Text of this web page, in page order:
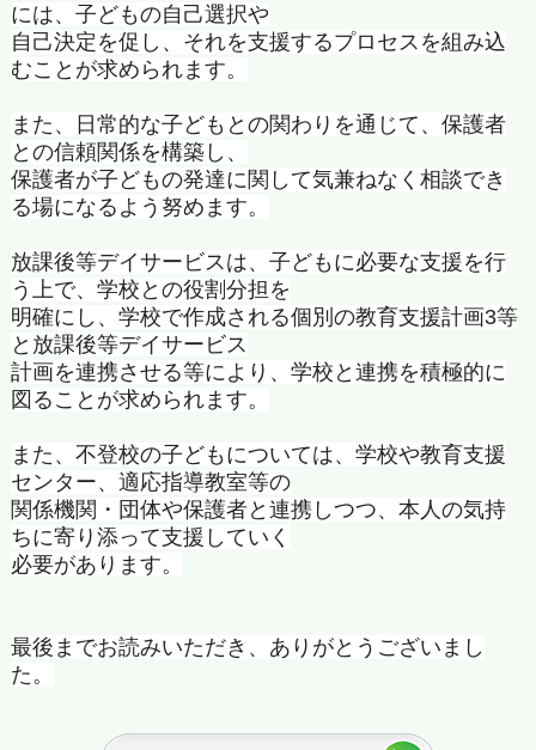
には、 子どもの自己選択や
自己決定を促し、 それを支援するプロセスを組み込
むことが求められます。
また、日常的な子どもとの関わりを通じて、 保護者
との信頼関係を構築し、
保護者が子どもの発達に関して気兼ねなく相談でき
る場になるよう 努めます。
放課後等デイサービスは、子どもに必要な支援を行
う上で、 学校との役割分担を
明確にし、 学校で作成される個別の教育支援計画3等
と放課後等デイサービス
計画を連携させる等により、 学校と連携を積極的に
図ることが求められます。
また、不登校の子どもについては、学校や教育支援
センター、 適応指導教室等の
関係機関・団体や保護者と連携しつつ、 本人の気持
ちに寄り添って支援していく
必要があります。
最後までお読みいただき、ありがとうございまし
た。